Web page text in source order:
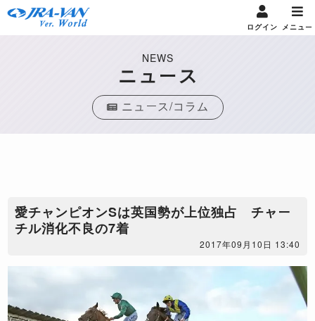
ログイン メニュー
NEWS
ニュース
ニュース/コラム
愛チャンピオンSは英国勢が上位独占 チャー
チル消化不良の7着
2017年09月10日 13:40